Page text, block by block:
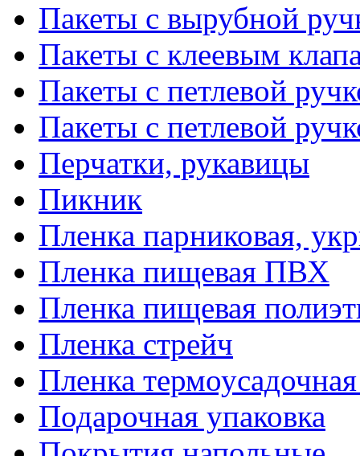
Пакеты с вырубной
Пакеты с клеевым
Пакеты с петлевой
Пакеты с петлевой
Перчатки, рукавицы
Пикник
Пленка парниковая,
Пленка пищевая ПВХ
Пленка пищевая
Пленка стрейч
Пленка
Подарочная упаковка